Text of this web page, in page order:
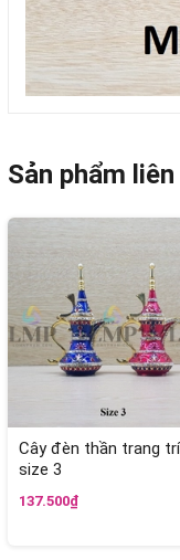
Sản phẩm
Cây đèn thần trang trí
size 3
137.500₫